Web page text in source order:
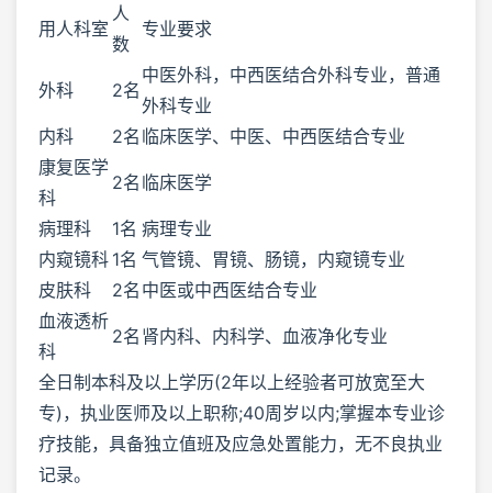
用人科室
人
数
专业要求
外科 2名
中医外科，中西医结合外科专业，普通
外科专业
内科
2名 临床医学、中医、中西医结合专业
康复医学
科
2名 临床医学
病理科 1名 病理专业
内窥镜科 1名 气管镜、胃镜、肠镜，内窥镜专业
皮肤科
2名 中医或中西医结合专业
血液透析
科
2名 肾内科、内科学、血液净化专业
全日制本科及以上学历(2年以上经验者可放宽至大
专)，执业医师及以上职称;40周岁以内;掌握本专业诊
疗技能，具备独立值班及应急处置能力，无不良执业
记录。